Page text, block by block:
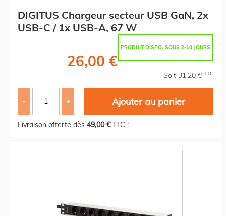
DIGITUS Chargeur secteur USB GaN, 2x
USB-C / 1x USB-A, 67 W
PRODUIT DISPO. SOUS 2-10 JOURS
26,00 €
Soit 31,20 € TTC
- + Ajouter au panier
Livraison offerte dès 49,00 €TTC !